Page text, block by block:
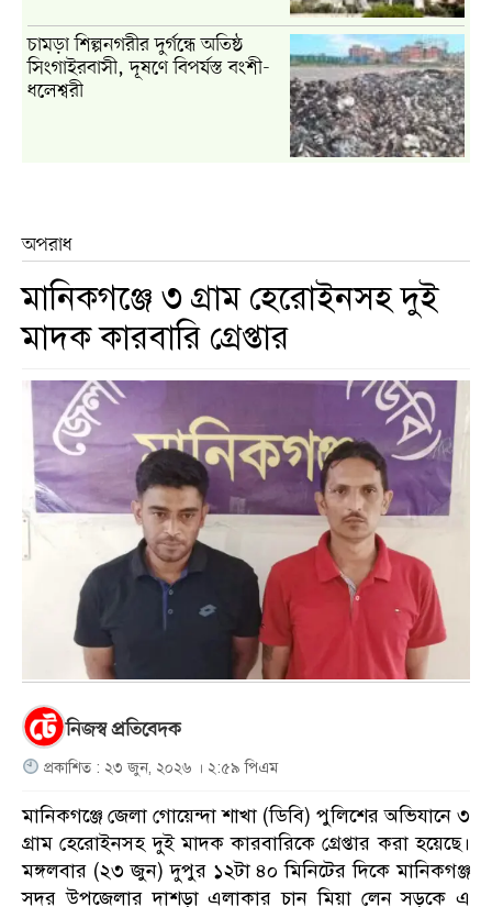
চামড়া শিল্পনগরীর দুর্গন্ধে অতিষ্ঠ
সিংগাইরবাসী, দূষণে বিপর্যস্ত বংশী-
ধলেশ্বরী